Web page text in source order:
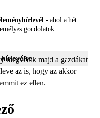
- ahol a hét
gondolatok
megvédik majd a gazdákat
az is, hogy az akkor
ez ellen.